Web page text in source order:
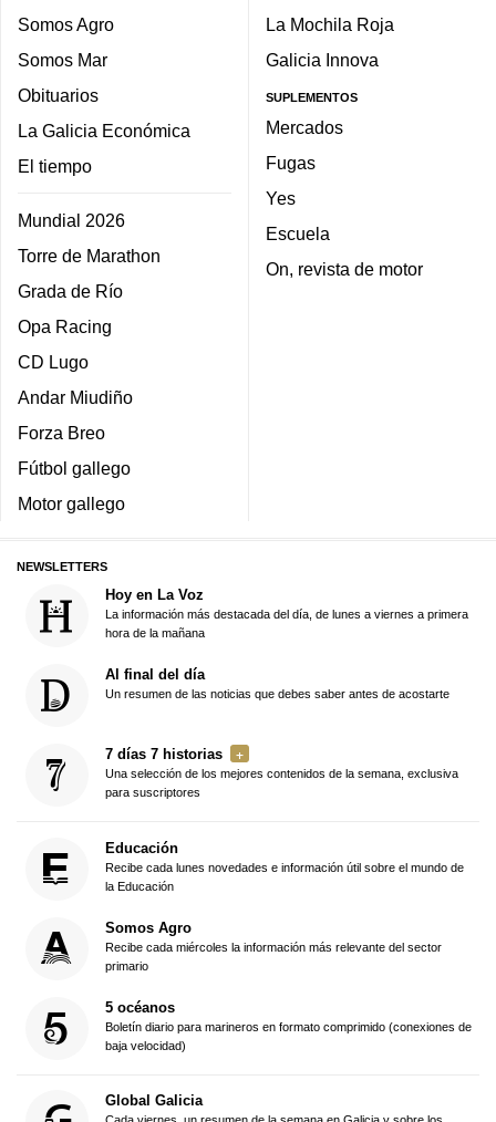
Somos Agro
Somos Mar
Obituarios
La Galicia Económica
El tiempo
Mundial 2026
Torre de Marathon
Grada de Río
Opa Racing
CD Lugo
Andar Miudiño
Forza Breo
Fútbol gallego
Motor gallego
La Mochila Roja
Galicia Innova
SUPLEMENTOS
Mercados
Fugas
Yes
Escuela
On, revista de motor
NEWSLETTERS
Hoy en La Voz
La información más destacada del día, de lunes a viernes a primera
hora de la mañana
Al final del día
Un resumen de las noticias que debes saber antes de acostarte
7 días 7 historias
Una selección de los mejores contenidos de la semana, exclusiva
para suscriptores
Educación
Recibe cada lunes novedades e información útil sobre el mundo de
la Educación
Somos Agro
Recibe cada miércoles la información más relevante del sector
primario
5 océanos
Boletín diario para marineros en formato comprimido (conexiones de
baja velocidad)
Global Galicia